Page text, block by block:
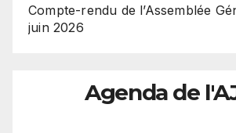
Compte-rendu de l’Assemblée
juin 2026
Agenda de